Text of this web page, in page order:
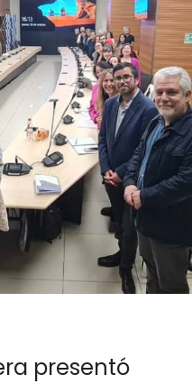
presentó